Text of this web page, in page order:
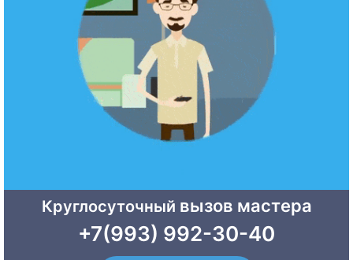
Круглосуточный вызов мастера
+7(993) 992-30-40